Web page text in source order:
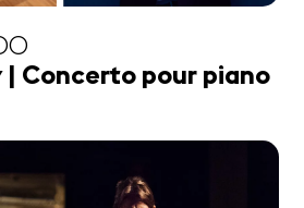
| Concerto pour piano